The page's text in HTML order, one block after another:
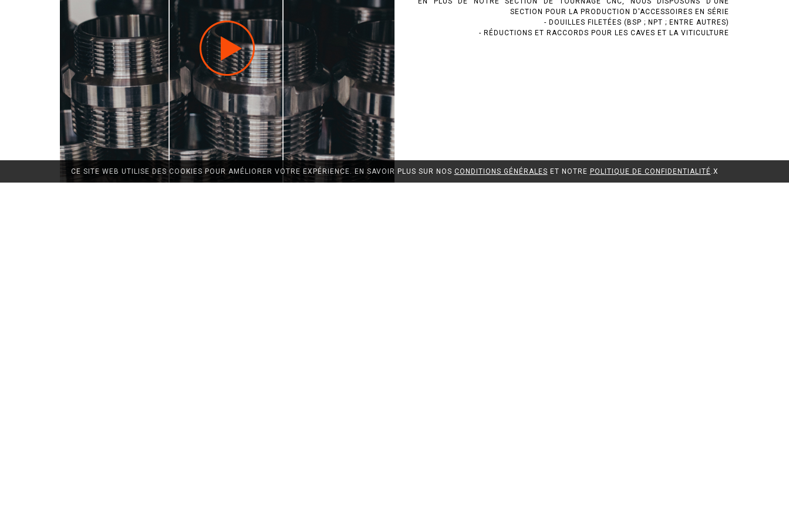
SECTION POUR LA PRODUCTION D'ACCESSOIRES EN SÉRIE
- DOUILLES FILETÉES (BSP ; NPT ; ENTRE AUTRES)
- RÉDUCTIONS ET RACCORDS POUR LES CAVES ET LA VITICULTURE
CE SITE WEB UTILISE DES COOKIES POUR AMÉLIORER VOTRE EXPÉRIENCE. EN SAVOIR PLUS SUR NOS CONDITIONS GÉNÉRALES ET NOTRE POLITIQUE DE CONFIDENTIALITÉ.X